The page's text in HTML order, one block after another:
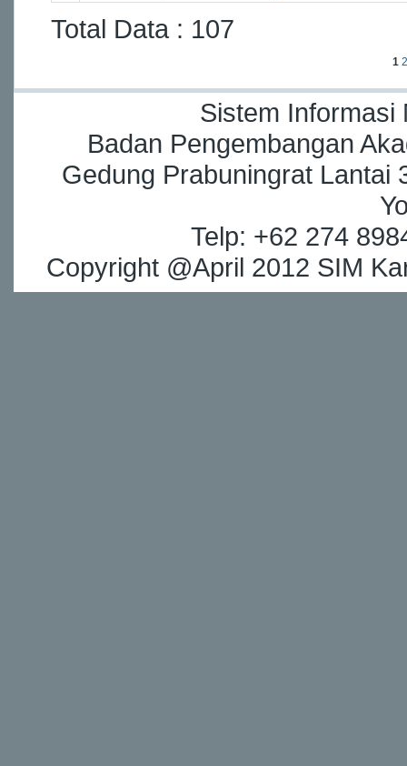
Total Data : 107
1 2
Sistem Informasi
Badan Pengembangan
Gedung Prabuningrat Lantai
Telp: +62 274
Copyright @April 2012 SIM